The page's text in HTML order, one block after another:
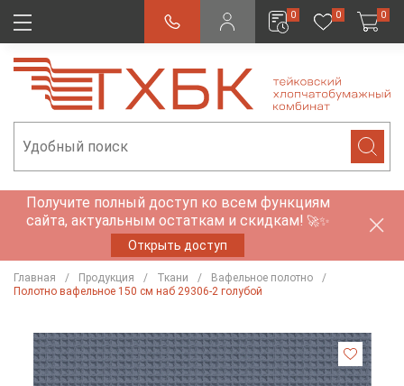
0 0 0
Получите полный доступ ко всем функциям
сайта, актуальным остаткам и скидкам! 🚀✨
Открыть доступ
Главная Продукция Ткани
Вафельное полотно
Полотно вафельное 150 см наб 29306-2 голубой